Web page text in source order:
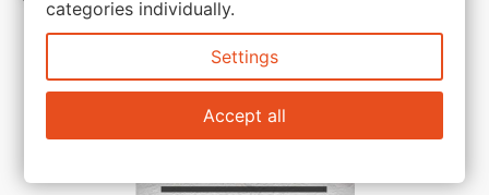
categories individually.
Settings
Accept all